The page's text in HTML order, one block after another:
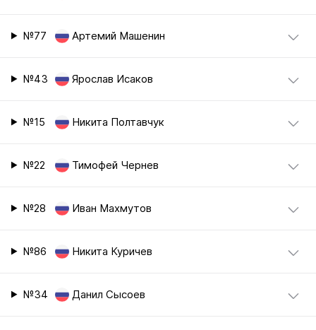
№77 Артемий Машенин
№43 Ярослав Исаков
№15 Никита Полтавчук
№22 Тимофей Чернев
№28 Иван Махмутов
№86 Никита Куричев
№34 Данил Сысоев